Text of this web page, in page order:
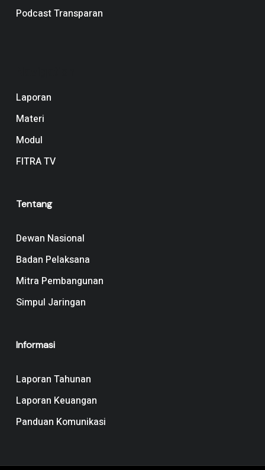
Podcast Transparan
Laporan
Materi
Modul
FITRA TV
Tentang
Dewan Nasional
Badan Pelaksana
Mitra Pembangunan
Simpul Jaringan
Informasi
Laporan Tahunan
Laporan Keuangan
Panduan Komunikasi